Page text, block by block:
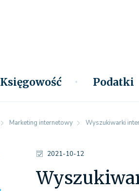
Księgowość Podatki
Marketing internetowy Wyszukiwarki
2021-10-12